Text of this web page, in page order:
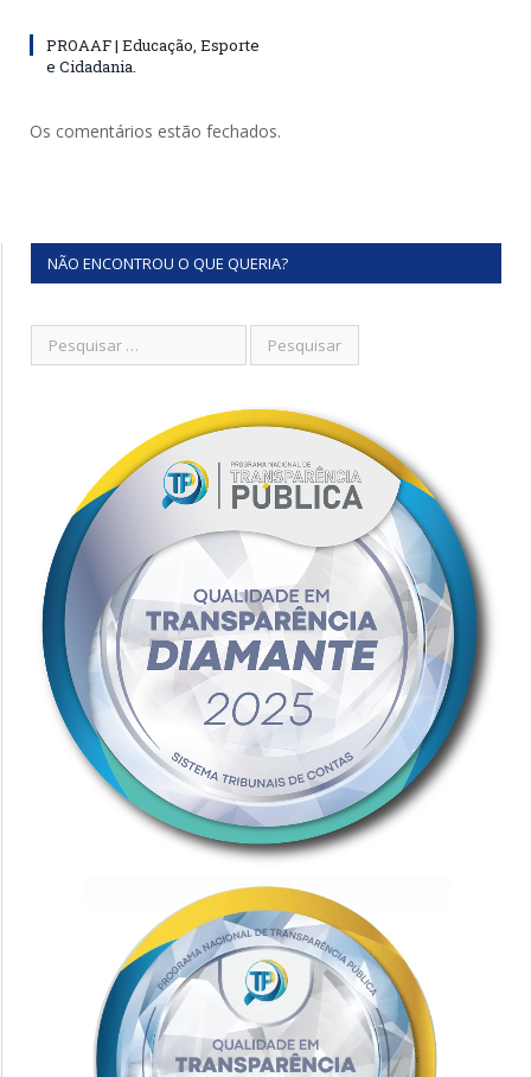
PROAAF | Educação, Esporte
e Cidadania.
Os comentários estão fechados.
NÃO ENCONTROU O QUE QUERIA?